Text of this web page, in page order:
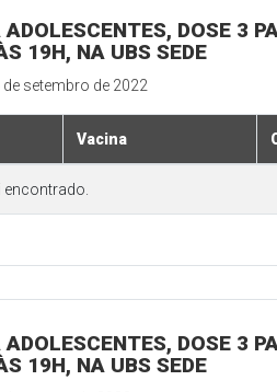
ADOLESCENTES, DOSE 3
19H, NA UBS SEDE
de setembro de 2022
Vacina
ADOLESCENTES, DOSE 3
19H, NA UBS SEDE